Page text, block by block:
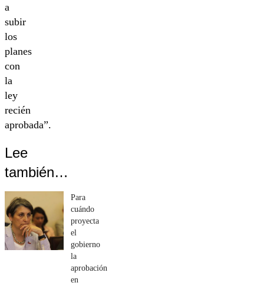
a
subir
los
planes
con
la
ley
recién
aprobada”.
Lee
también…
Para
cuándo
proyecta
el
gobierno
la
aprobación
en